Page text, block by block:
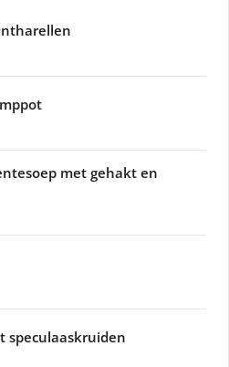
met gehakt en
speculaaskruiden